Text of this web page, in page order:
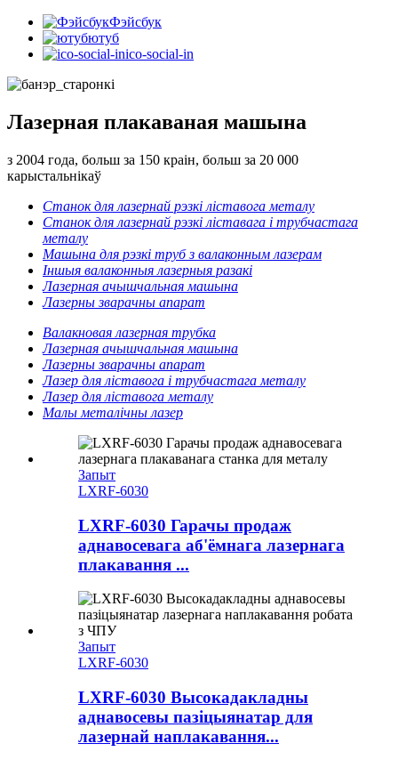
Фэйсбук
ютуб
ico-social-in
Лазерная плакаваная машына
з 2004 года, больш за 150 краін, больш за 20 000
карыстальнікаў
Станок для лазернай рэзкі ліставога металу
Станок для лазернай рэзкі ліставага і трубчастага
металу
Машына для рэзкі труб з валаконным лазерам
Іншыя валаконныя лазерныя разакі
Лазерная ачышчальная машына
Лазерны зварачны апарат
Валакновая лазерная трубка
Лазерная ачышчальная машына
Лазерны зварачны апарат
Лазер для ліставога і трубчастага металу
Лазер для ліставога металу
Малы металічны лазер
Запыт
LXRF-6030
LXRF-6030 Гарачы продаж
аднавосевага аб'ёмнага лазернага
плакавання ...
Запыт
LXRF-6030
LXRF-6030 Высокадакладны
аднавосевы пазіцыянатар для
лазернай наплакавання...